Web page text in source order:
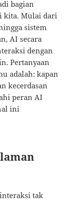
bagian
kita. Mulai dari
sistem
AI secara
dengan
Pertanyaan
adalah: kapan
kecerdasan
peran AI
ini
tak